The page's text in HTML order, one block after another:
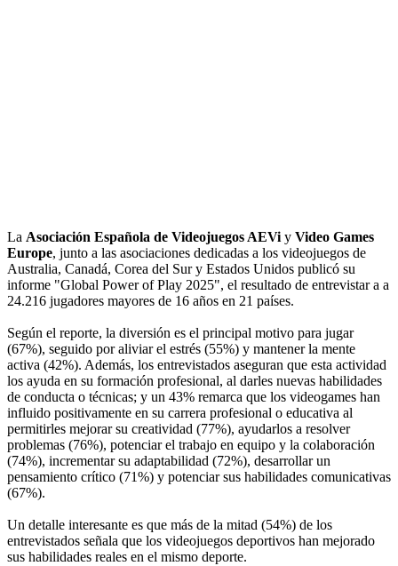
La Asociación Española de Videojuegos AEVi y Video Games
Europe, junto a las asociaciones dedicadas a los videojuegos de
Australia, Canadá, Corea del Sur y Estados Unidos publicó su
informe "Global Power of Play 2025", el resultado de entrevistar a a
24.216 jugadores mayores de 16 años en 21 países.
Según el reporte, la diversión es el principal motivo para jugar
(67%), seguido por aliviar el estrés (55%) y mantener la mente
activa (42%). Además, los entrevistados aseguran que esta actividad
los ayuda en su formación profesional, al darles nuevas habilidades
de conducta o técnicas; y un 43% remarca que los videogames han
influido positivamente en su carrera profesional o educativa al
permitirles mejorar su creatividad (77%), ayudarlos a resolver
problemas (76%), potenciar el trabajo en equipo y la colaboración
(74%), incrementar su adaptabilidad (72%), desarrollar un
pensamiento crítico (71%) y potenciar sus habilidades comunicativas
(67%).
Un detalle interesante es que más de la mitad (54%) de los
entrevistados señala que los videojuegos deportivos han mejorado
sus habilidades reales en el mismo deporte.